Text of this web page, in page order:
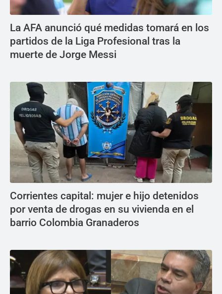
La AFA anunció qué medidas tomará en los
partidos de la Liga Profesional tras la
muerte de Jorge Messi
Corrientes capital: mujer e hijo detenidos
por venta de drogas en su vivienda en el
barrio Colombia Granaderos